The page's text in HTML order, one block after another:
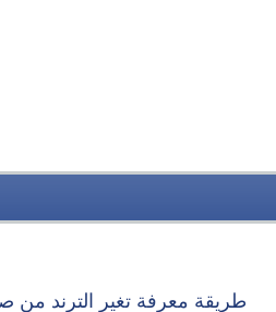
طريقة معرفة تغير الترند من